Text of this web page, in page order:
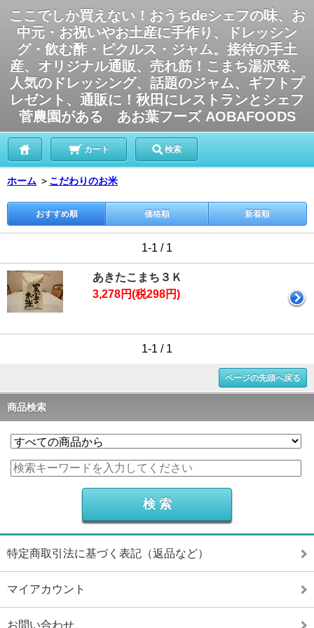
ここでしか買えない！おうちdeシェフの味、お
中元・お祝いやお土産に手作り、ドレッシン
グ・飲む酢・ピクルス・ジャム。接待の手土
産、オリジナル通販、売れ筋！こまち湯沢発、
人気のドレッシング、話題のジャム、ギフトプ
レゼント、通販に！秋田にレストランとシェフ
菅農園がある あお葉フーズ AOBAFOODS
カート 検索
ホーム ＞ こだわりのお米
おすすめ順 価格順 新着順
1-1 / 1
あきたこまち３Ｋ
3,278円(税298円)
1-1 / 1
ページの先頭へ戻る
商品検索
特定商取引法に基づく表記（返品など）
マイアカウント
お問い合わせ